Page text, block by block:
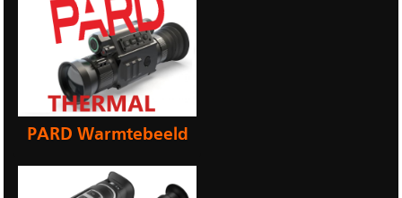
PARD Warmtebeeld